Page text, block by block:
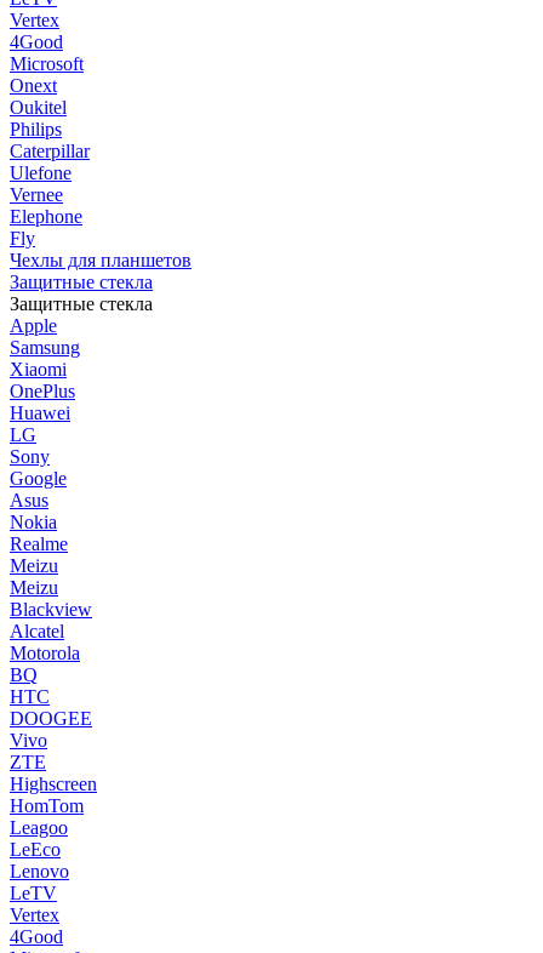
Vertex
4Good
Microsoft
Onext
Oukitel
Philips
Caterpillar
Ulefone
Vernee
Elephone
Fly
Чехлы для планшетов
Защитные стекла
Защитные стекла
Apple
Samsung
Xiaomi
OnePlus
Huawei
LG
Sony
Google
Asus
Nokia
Realme
Meizu
Meizu
Blackview
Alcatel
Motorola
BQ
HTC
DOOGEE
Vivo
ZTE
Highscreen
HomTom
Leagoo
LeEco
Lenovo
LeTV
Vertex
4Good